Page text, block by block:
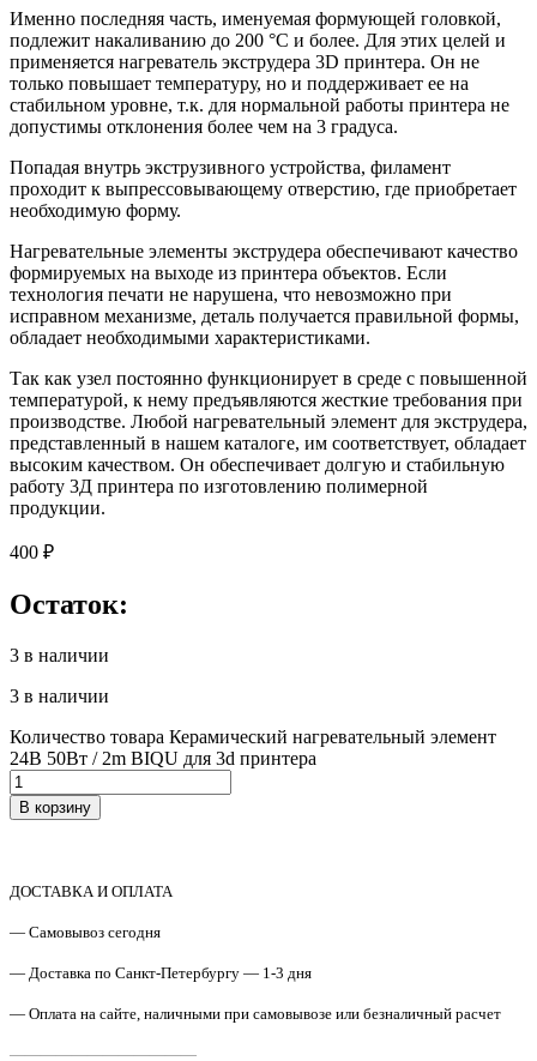
Именно последняя часть, именуемая формующей головкой,
подлежит накаливанию до 200 °C и более. Для этих целей и
применяется нагреватель экструдера 3D принтера. Он не
только повышает температуру, но и поддерживает ее на
стабильном уровне, т.к. для нормальной работы принтера не
допустимы отклонения более чем на 3 градуса.
Попадая внутрь экструзивного устройства, филамент
проходит к выпрессовывающему отверстию, где приобретает
необходимую форму.
Нагревательные элементы экструдера обеспечивают качество
формируемых на выходе из принтера объектов. Если
технология печати не нарушена, что невозможно при
исправном механизме, деталь получается правильной формы,
обладает необходимыми характеристиками.
Так как узел постоянно функционирует в среде с повышенной
температурой, к нему предъявляются жесткие требования при
производстве. Любой нагревательный элемент для экструдера,
представленный в нашем каталоге, им соответствует, обладает
высоким качеством. Он обеспечивает долгую и стабильную
работу 3Д принтера по изготовлению полимерной
продукции.
400 ₽
Остаток:
3 в наличии
3 в наличии
Количество товара Керамический нагревательный элемент
24В 50Вт / 2m BIQU для 3d принтера
В корзину
ДОСТАВКА И ОПЛАТА
— Самовывоз сегодня
— Доставка по Санкт-Петербургу — 1-3 дня
— Оплата на сайте, наличными при самовывозе или безналичный расчет
————————————